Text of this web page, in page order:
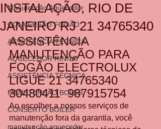
Manutenção Aquecedor
CONVERSÃO FOGÃO
ASSISTÊNCIA TÉCNICA
AQUECEDOR RINNAI
ASSISTÊNCIA TÉCNICA
MANUTENÇÃO BOLER
CONSERTO BOILER
manutenção aquecedor
INSTALAÇÃO, RIO DE
JANEIRO RJ 21 34765340
ASSISTÊNCIA
MANUTENÇÃO PARA
FOGÃO ELECTROLUX
LIGUE 21 34765340
30480411  987915754
Ao escolher a nossos serviços de
manutenção fora da garantia, você